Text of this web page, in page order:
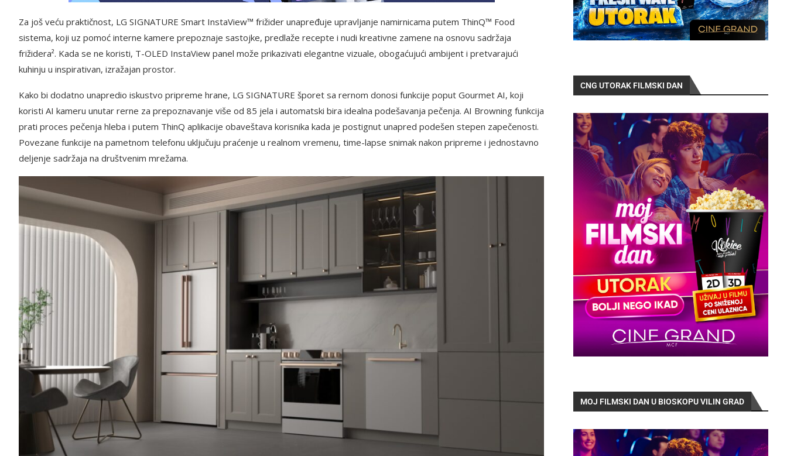
Za još veću praktičnost, LG SIGNATURE Smart InstaView™ frižider unapređuje upravljanje namirnicama putem ThinQ™ Food
sistema, koji uz pomoć interne kamere prepoznaje sastojke, predlaže recepte i nudi kreativne zamene na osnovu sadržaja
frižidera². Kada se ne koristi, T-OLED InstaView panel može prikazivati elegantne vizuale, obogaćujući ambijent i pretvarajući
kuhinju u inspirativan, izražajan prostor.
Kako bi dodatno unapredio iskustvo pripreme hrane, LG SIGNATURE šporet sa rernom donosi funkcije poput Gourmet AI, koji
koristi AI kameru unutar rerne za prepoznavanje više od 85 jela i automatski bira idealna podešavanja pečenja. AI Browning funkcija
prati proces pečenja hleba i putem ThinQ aplikacije obaveštava korisnika kada je postignut unapred podešen stepen zapečenosti.
Povezane funkcije na pametnom telefonu uključuju praćenje u realnom vremenu, time-lapse snimak nakon pripreme i jednostavno
deljenje sadržaja na društvenim mrežama.
CNG UTORAK FILMSKI DAN
MOJ FILMSKI DAN U BIOSKOPU VILIN GRAD